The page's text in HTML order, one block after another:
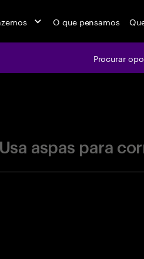
O que pensamos
Procurar
Usa aspas para